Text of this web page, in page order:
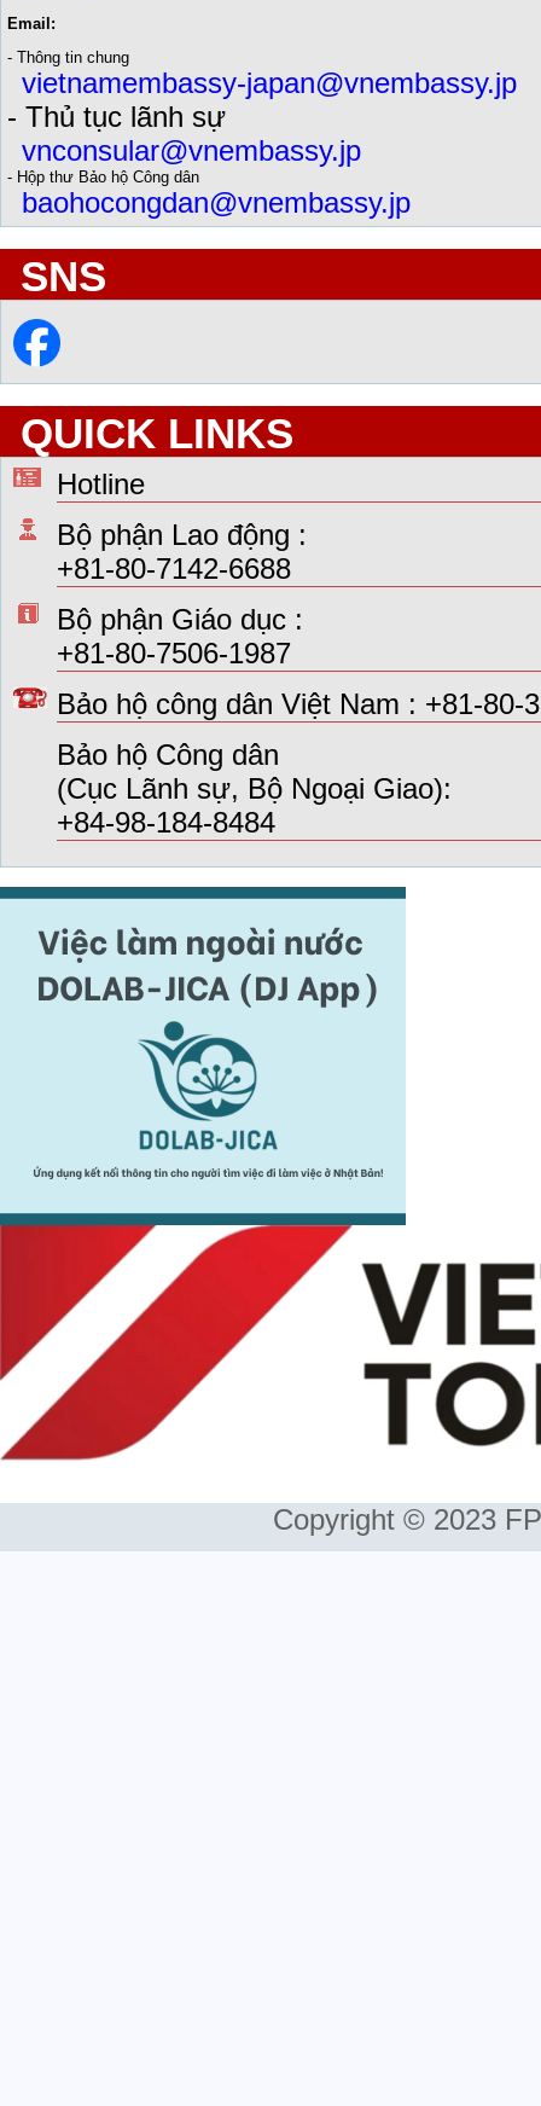
Email:
- Thông tin chung
vietnamembassy-japan@vnembassy.jp
- Thủ tục lãnh sự
vnconsular@vnembassy.jp
- Hộp thư Bảo hộ Công dân
baohocongdan@vnembassy.jp
SNS
QUICK LINKS
Hotline
Bộ phận Lao động :
+81-80-7142-6688
Bộ phận Giáo dục :
+81-80-7506-1987
Bảo hộ công dân Việt Nam : +81-80-
Bảo hộ Công dân
(Cục Lãnh sự, Bộ Ngoại Giao):
+84-98-184-8484
Copyright © 2023